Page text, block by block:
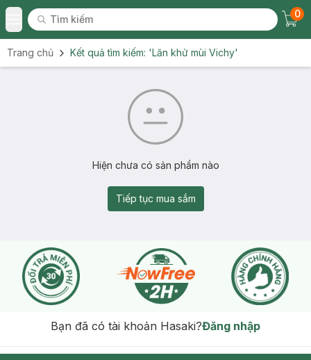
Toggle Menu
Tìm kiếm
Tìm kiếm
0
Trang chủ Kết quả tìm kiếm: 'Lăn khử mùi Vichy'
Hiện chưa có sản phẩm nào
Tiếp tục mua sắm
Bạn đã có tài khoản Hasaki?Đăng nhập